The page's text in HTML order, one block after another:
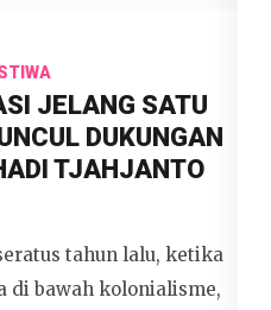
JELANG SATU
DUKUNGAN
TJAHJANTO
tahun lalu, ketika
di bawah kolonialisme,